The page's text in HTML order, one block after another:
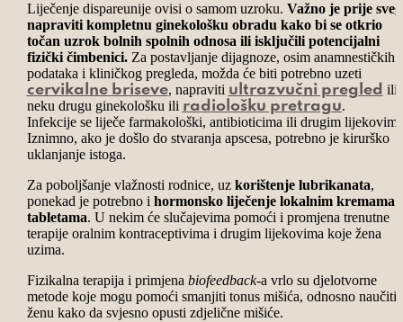
Liječenje dispareunije ovisi o samom uzroku. Važno je prije
napraviti kompletnu ginekološku obradu kako bi se otkrio
točan uzrok bolnih spolnih odnosa ili isključili potencijalni
fizički čimbenici.Za postavljanje dijagnoze, osim anamnestičkih
podataka i kliničkog pregleda, možda će biti potrebno uzeti
cervikalne briseve, napraviti ultrazvučni pregled ili
neku drugu ginekološku ili radiološku pretragu.
Infekcije se liječe farmakološki, antibioticima ili drugim
Iznimno, ako je došlo do stvaranja apscesa, potrebno je kirurško
uklanjanje istoga.
Za poboljšanje vlažnosti rodnice, uz korištenje lubrikanata,
ponekad je potrebno i hormonsko liječenje lokalnim kremama
tabletama. U nekim će slučajevima pomoći i promjena trenutne
terapije oralnim kontraceptivima i drugim lijekovima koje žena
uzima.
Fizikalna terapija i primjena biofeedback-a vrlo su djelotvorne
metode koje mogu pomoći smanjiti tonus mišića, odnosno naučiti
ženu kako da svjesno opusti zdjelične mišiće.